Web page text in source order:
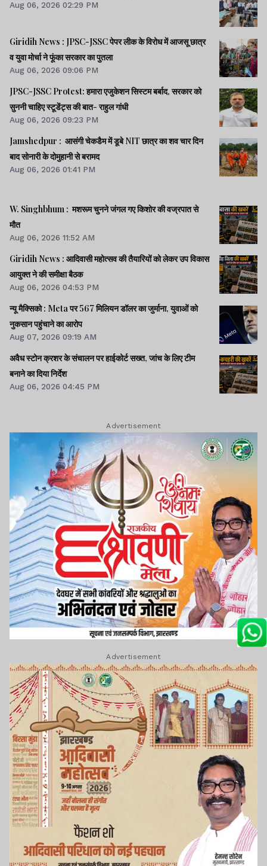
की कमी, विभिन्न समस्याओं और विकास संबंधी
आवश्यकताओं से सांसद को अवगत कराया गया. इस
अवसर पर सत्य प्रकाश हुरहुरिया, दीप दयाल
सारस, पुनीता मुंडा समेत गढ़ा टूटवा की कई महिलाएं
मौजूद रहे.
झारखंड न्यूज़
बस स्टैंड के सामने 5.5
डिसमिल जमीन पर कब्जा का
से की शिकायत
जगन्नाथपुर मंदिर न्यास
समिति पर अनियमितता का
मांग
नीचे दिए गए कमेंट बॉक्स में अपनी राय साझा करें
Aug 06, 2026 02:29 PM
Giridih News : JPSC-JSSC पेपर लीक के विरोध में आजसू छात्र
व युवा मोर्चा ने फूंका सरकार का पुतला
Aug 06, 2026 09:06 PM
JPSC-JSSC Protest: हमारा एजुकेशन सिस्टम बर्बाद, सरकार को
सुननी चाहिए स्टूडेंट्स की बात- राहुल गांधी
Aug 06, 2026 09:23 PM
Jamshedpur : आसंगी चेकडैम में डूबे NIT छात्र का शव चार दिन
बाद सोनारी के दोमुहानी से बरामद
Aug 06, 2026 01:41 PM
W. Singhbhum : मशरूम चुनने जंगल गए किशोर की वज्रपात से
मौत
Aug 06, 2026 11:52 AM
Giridih News : आदिवासी महोत्सव की तैयारियों को लेकर उप विकास
आयुक्त ने की समीक्षा बैठक
Aug 06, 2026 04:53 PM
न्यू मैक्सिको : Meta पर 567 मिलियन डॉलर का जुर्माना, युवाओं को
नुकसान पहुंचाने का आरोप
Aug 07, 2026 09:19 AM
अवैध स्टोन क्रशर के संचालन पर हाईकोर्ट सख्त, जांच के लिए टीम
बनाने का दिया निर्देश
Aug 06, 2026 04:45 PM
Advertisement
Advertisement